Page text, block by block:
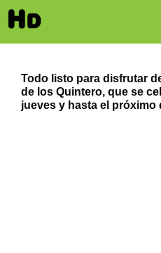
Todo listo para disfrutar
de los Quintero, que se
jueves y hasta el próximo